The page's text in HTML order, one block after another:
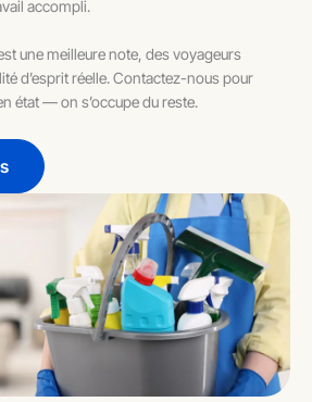
accompli.
une meilleure note, des voyageurs
d’esprit réelle. Contactez-nous pour
état — on s’occupe du reste.